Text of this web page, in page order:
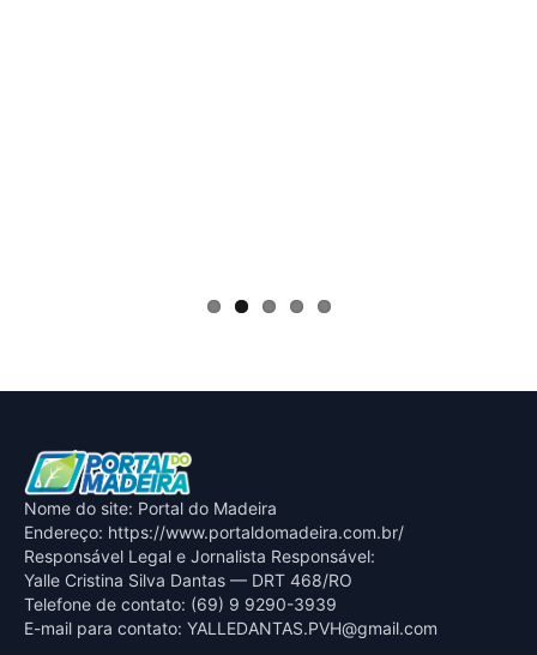
Nome do site: Portal do Madeira
Endereço: https://www.portaldomadeira.com.br/
Responsável Legal e Jornalista Responsável:
Yalle Cristina Silva Dantas — DRT 468/RO
Telefone de contato: (69) 9 9290-3939
E-mail para contato: YALLEDANTAS.PVH@gmail.com